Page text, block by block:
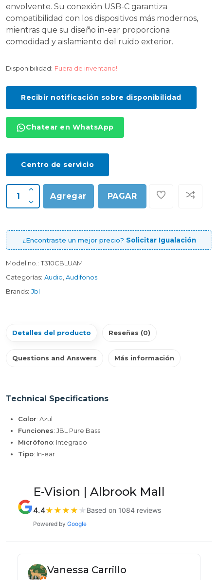
envolvente. Su conexión USB-C garantiza
compatibilidad con los dispositivos más modernos,
mientras que su diseño in-ear proporciona
comodidad y aislamiento del ruido exterior.
Disponibilidad: Fuera de inventario!
Recibir notificación sobre disponibilidad
Chatear en WhatsApp
Centro de servicio
Agregar PAGAR
¿Encontraste un mejor precio? Solicitar Igualación
Model no.: T310CBLUAM
Categorías: Audio Audifonos
Brands: Jbl
Detalles del producto Reseñas (0)
Questions and Answers Más información
Technical Specifications
Color: Azul
Funciones: JBL Pure Bass
Micrófono: Integrado
Tipo: In-ear
E-Vision | Albrook Mall
4.4★ ★ ★ ★ ★ Based on 1084 reviews
Powered by Google
Vanessa Carrillo